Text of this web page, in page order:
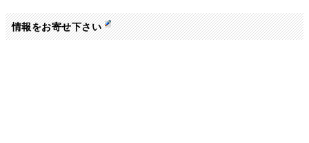
情報をお寄せ下さい